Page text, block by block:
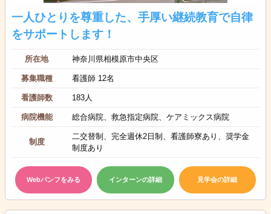
一人ひとりを尊重した、手厚い継続教育で自律
をサポートします！
所在地 神奈川県相模原市中央区
募集職種 看護師 12名
看護師数 183人
病院機能 総合病院、救急指定病院、ケアミックス病院
制度
二交替制、完全週休2日制、看護師寮あり、奨学金
制度あり
Webパンフをみる インターンの詳細 見学会の詳細